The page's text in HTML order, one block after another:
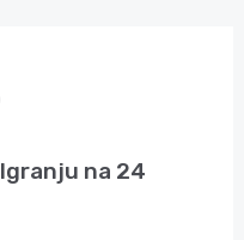
na 24